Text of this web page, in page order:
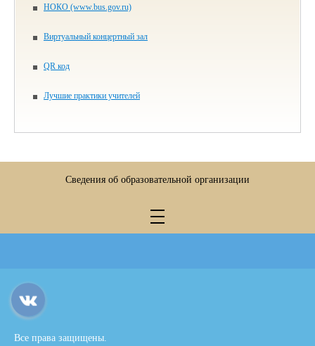
НОКО (www.bus.gov.ru)
Виртуальный концертный зал
QR код
Лучшие практики учителей
Сведения об образовательной организации
Все права защищены.